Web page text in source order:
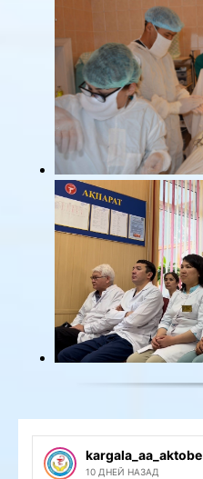
kargala_aa_aktobe
10 ДНЕЙ НАЗАД